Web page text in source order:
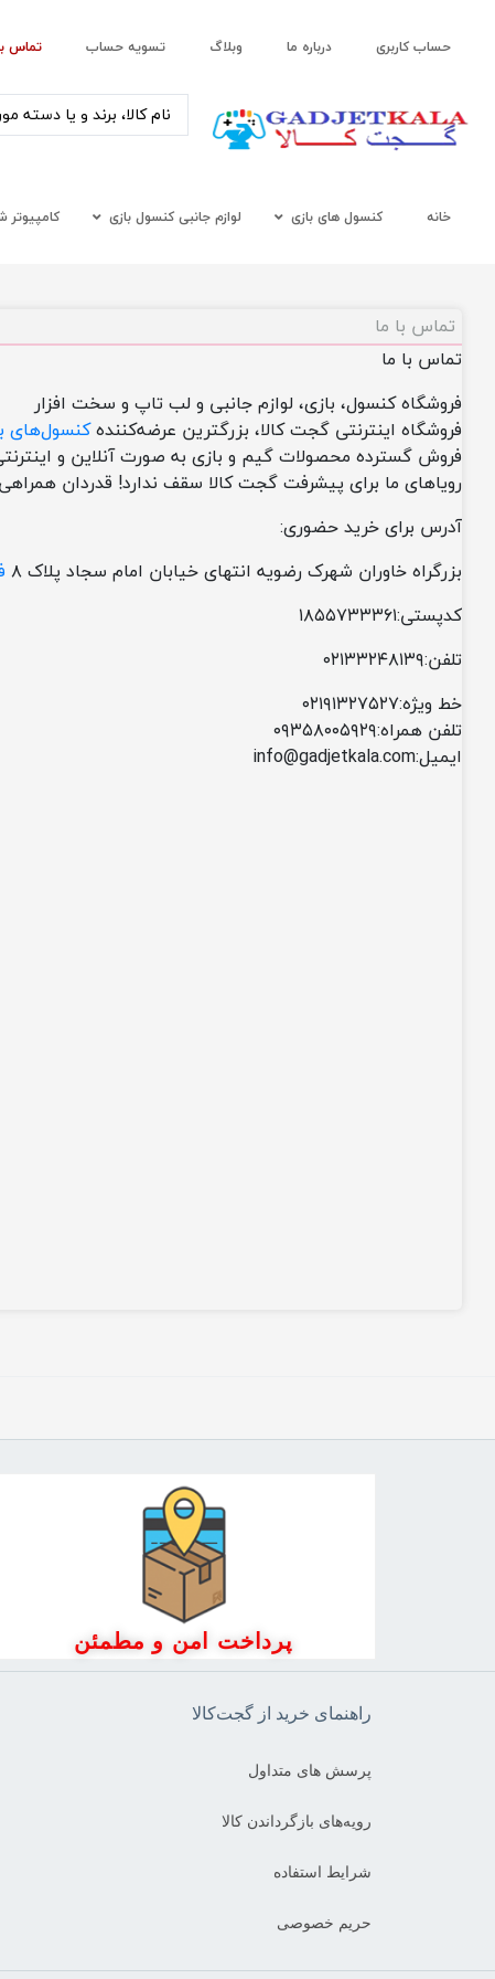
حساب کاربری درباره ما وبلاگ تسویه حساب تماس
خانه کنسول های بازی لوازم جانبی کنسول بازی
تماس با ما
تماس با ما
فروشگاه کنسول، بازی، لوازم جانبی و لب تاپ و سخت افزار
فروشگاه اینترنتی گجت کالا، بزرگترین عرضه‌کنندهکنسول‌های
فروش گسترده محصولات گیم و بازی به صورت آنلاین و
رویاهای ما برای پیشرفت گجت کالا سقف ندارد! قدردان
آدرس برای خرید حضوری:
بزرگراه خاوران شهرک رضویه انتهای خیابان امام سجاد پلاک ۸
کدپستی:۱۸۵۵۷۳۳۳۶۱
تلفن:۰۲۱۳۳۲۴۸۱۳۹
خط ویژه:۰۲۱۹۱۳۲۷۵۲۷
تلفن همراه:۰۹۳۵۸۰۰۵۹۲۹
ایمیل:info@gadjetkala.com
پرداخت امن و مطمئن
راهنمای خرید از گجت‌کالا
پرسش های متداول
رویه‌های بازگرداندن کالا
شرایط استفاده
حریم خصوصی